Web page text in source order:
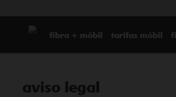
fibra + móbil tarifas móbil
aviso legal